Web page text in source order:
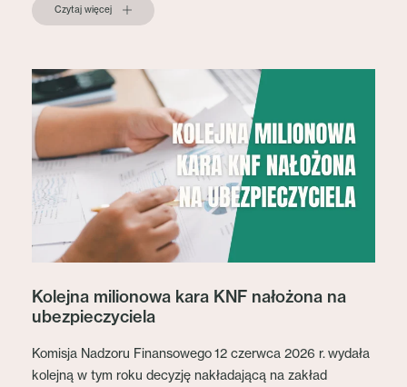
Czytaj więcej
Kolejna milionowa kara KNF nałożona na
ubezpieczyciela
Komisja Nadzoru Finansowego 12 czerwca 2026 r. wydała
kolejną w tym roku decyzję nakładającą na zakład